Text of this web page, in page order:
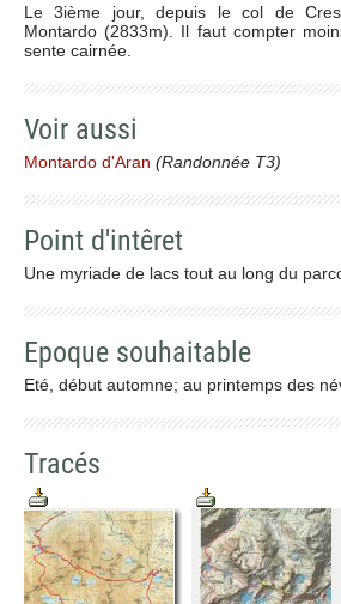
Le 3ième jour, depuis le col de
Montardo (2833m). Il faut compter
sente cairnée.
Voir aussi
Montardo d'Aran (Randonnée T3)
Point d'intêret
Une myriade de lacs tout au long du
Epoque souhaitable
Eté, début automne; au printemps des
Tracés